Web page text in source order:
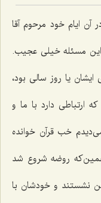
ایام خود مرحوم آقا
مسئله خیلی عجیب.
یا روز سالی بود،
ارتباطی دارد با ما و
خب قرآن خوانده
روضه شروع شد
نشستند و خودشان با